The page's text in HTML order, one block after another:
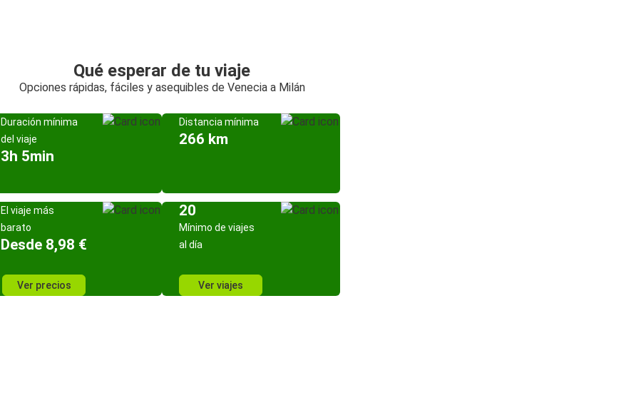
Qué esperar de tu viaje
Opciones rápidas, fáciles y asequibles de Venecia a Milán
Duración mínima
del viaje
3h 5min
Distancia mínima
266 km
El viaje más
barato
Desde 8,98 €
Ver precios
20
Mínimo de viajes
al día
Ver viajes